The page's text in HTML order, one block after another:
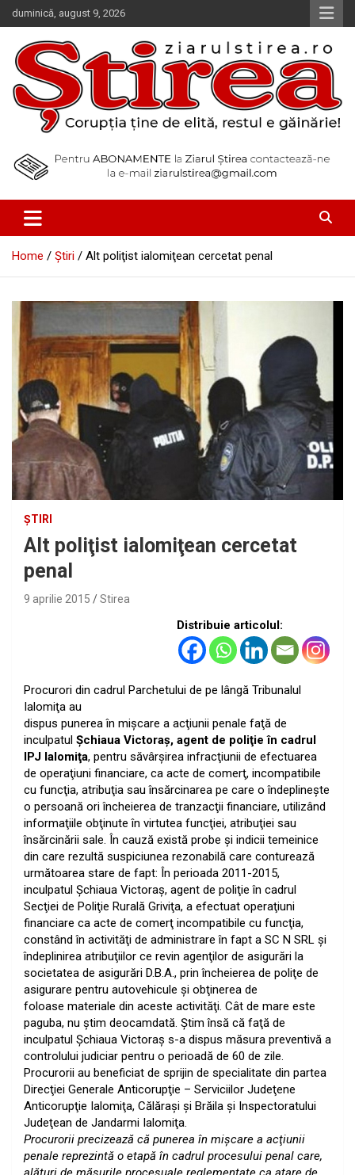
Skip
to
content
duminică, august 9, 2026
Ziarul Știrea
Home Știri Alt poliţist ialomiţean cercetat penal
ȘTIRI
Alt poliţist ialomiţean cercetat
penal
9 aprilie 2015 Stirea
Distribuie articolul:
Procurori din cadrul Parchetului de pe lângă Tribunalul
Ialomiţa au
dispus punerea în mişcare a acţiunii penale faţă de
inculpatul Şchiaua Victoraş, agent de poliţie în cadrul
IPJ Ialomiţa, pentru săvârşirea infracţiunii de efectuarea
de operaţiuni financiare, ca acte de comerţ, incompatibile
cu funcţia, atribuţia sau însărcinarea pe care o îndeplineşte
o persoană ori încheierea de tranzacţii financiare, utilizând
informaţiile obţinute în virtutea funcţiei, atribuţiei sau
însărcinării sale. În cauză există probe şi indicii temeinice
din care rezultă suspiciunea rezonabilă care conturează
următoarea stare de fapt: În perioada 2011-2015,
inculpatul Şchiaua Victoraş, agent de poliţie în cadrul
Secţiei de Poliţie Rurală Griviţa, a efectuat operaţiuni
financiare ca acte de comerţ incompatibile cu funcţia,
constând în activităţi de administrare în fapt a SC N SRL şi
îndeplinirea atribuţiilor ce revin agenţilor de asigurări la
societatea de asigurări D.B.A., prin încheierea de poliţe de
asigurare pentru autovehicule şi obţinerea de
foloase materiale din aceste activităţi. Cât de mare este
paguba, nu ştim deocamdată. Ştim însă că faţă de
inculpatul Şchiaua Victoraş s-a dispus măsura preventivă a
controlului judiciar pentru o perioadă de 60 de zile.
Procurorii au beneficiat de sprijin de specialitate din partea
Direcţiei Generale Anticorupţie – Serviciilor Judeţene
Anticorupţie Ialomiţa, Călăraşi şi Brăila şi Inspectoratului
Judeţean de Jandarmi Ialomiţa.
Procurorii precizează că punerea în mişcare a acţiunii
penale reprezintă o etapă în cadrul procesului penal care,